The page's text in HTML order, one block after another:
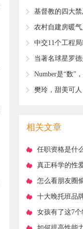
另5个全长寿，
基督教的四大
农村自建房暖
就够了
中交11个工程
当著名球星罗
坦言，一点也
​Number是“数”
one什么意思？
樊玲，甜美可
相关文章
任职资格是什
要内容有哪些
真正科学的性
找到自己专属
怎么看朋友圈
以查访客记录
十大晚托班品
人托管榜上有
女孩有了这7